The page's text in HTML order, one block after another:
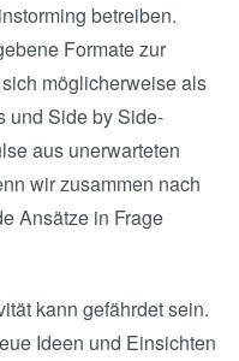
betreiben.
Formate zur
möglicherweise als
und Side by Side-
aus unerwarteten
wir zusammen nach
Ansätze in Frage
kann gefährdet sein.
Ideen und Einsichten